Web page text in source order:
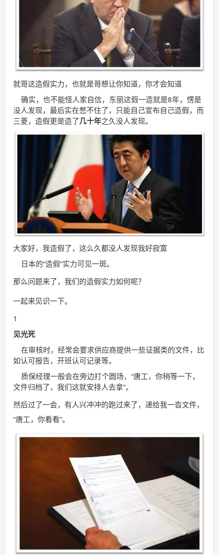
就哥这造假实力，也就是哥想让你知道，你才会知道
确实，也不能怪人家自信，东丽这假一造就是8年，愣是
没人发现，最后实在憋不住了，只能自己宣布自己造假，而
三菱，造假更是造了几十年之久没人发现。
大家好，我造假了，这么久都没人发现我好寂寞
日本的“造假”实力可见一斑。
那么问题来了，我们的造假实力如何呢？
一起来见识一下。
1
见光死
在审核时，经常会要求供应商提供一些证据类的文件，比
如认可报告，开班认可记录等。
质保经理一般会在旁边打个圆场，“唐工，你稍等一下，
文件归档了，我们这就安排人去拿”。
然后过了一会，有人兴冲冲的跑过来了，递给我一沓文件，
“唐工，你看看”。